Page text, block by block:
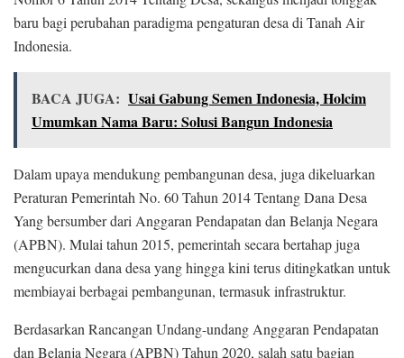
baru bagi perubahan paradigma pengaturan desa di Tanah Air
Indonesia.
BACA JUGA: Usai Gabung Semen Indonesia, Holcim
Umumkan Nama Baru: Solusi Bangun Indonesia
Dalam upaya mendukung pembangunan desa, juga dikeluarkan
Peraturan Pemerintah No. 60 Tahun 2014 Tentang Dana Desa
Yang bersumber dari Anggaran Pendapatan dan Belanja Negara
(APBN). Mulai tahun 2015, pemerintah secara bertahap juga
mengucurkan dana desa yang hingga kini terus ditingkatkan untuk
membiayai berbagai pembangunan, termasuk infrastruktur.
Berdasarkan Rancangan Undang-undang Anggaran Pendapatan
dan Belanja Negara (APBN) Tahun 2020, salah satu bagian